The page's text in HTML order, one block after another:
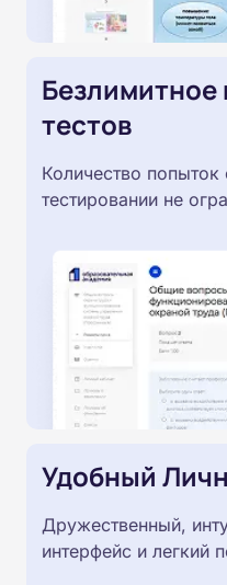
тестов
Количество попыток
тестировании не
Удобный
Дружественный,
интерфейс и легкий